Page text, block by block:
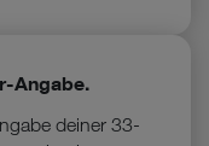
Angabe.
deiner 33-